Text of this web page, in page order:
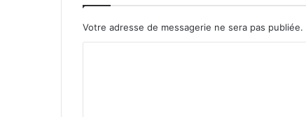
Votre adresse de messagerie ne sera pas publiée.